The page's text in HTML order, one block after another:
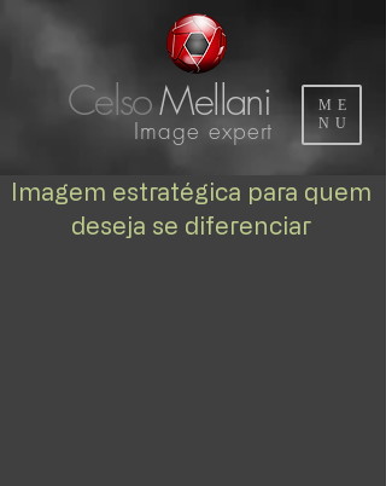
CelsoMellani
Image expert
ME
NU
Imagem estratégica para quem
deseja se diferenciar